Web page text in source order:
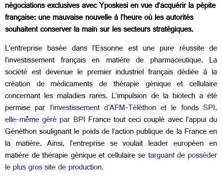
négociations exclusives avec Yposkesi en vue d’acquérir la pépite
française: une mauvaise nouvelle à l’heure où les autorités
souhaitent conserver la main sur les secteurs stratégiques.
L’entreprise basée dans l'Essonne est une pure réussite de
l’investissement français en matière de pharmaceutique. La
société est devenue le premier industriel français dédiée à la
création de médicaments de thérapie génique et cellulaire
concernant les maladies rares. L’impulsion de la biotech a été
permise par l’investissement d'AFM-Téléthon et le fonds SPI,
elle-même géré par BPI France tout ceci couplé avec l’appui du
Généthon soulignant le poids de l’action publique de la France en
la matière. Ainsi, l’entreprise se voulait leader européen en
matière de thérapie génique et cellulairese targuant de posséder
le plus gros site de production.